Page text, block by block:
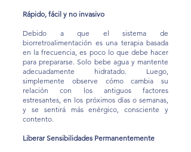
Rápido, fácil y no invasivo
Debido a que el sistema de
biorretroalimentación es una terapia basada
en la frecuencia, es poco lo que debe hacer
para prepararse. Solo bebe agua y mantente
adecuadamente hidratado. Luego,
simplemente observe cómo cambia su
relación con los antiguos factores
estresantes, en los próximos días o semanas,
y se sentirá más enérgico, consciente y
contento.
Liberar Sensibilidades Permanentemente